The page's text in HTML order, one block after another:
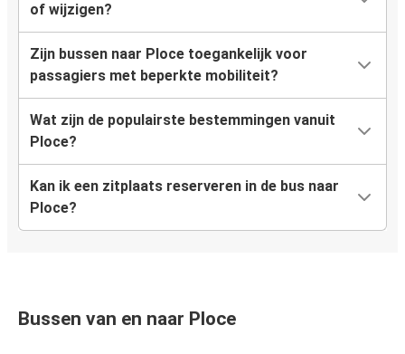
of wijzigen?
Zijn bussen naar Ploce toegankelijk voor
passagiers met beperkte mobiliteit?
Wat zijn de populairste bestemmingen vanuit
Ploce?
Kan ik een zitplaats reserveren in de bus naar
Ploce?
Bussen van en naar Ploce